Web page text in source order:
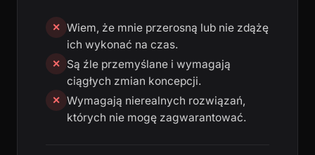
✕ Wiem, że mnie przerosną lub nie zdążę
ich wykonać na czas.
✕
Są źle przemyślane i wymagają
ciągłych zmian koncepcji.
✕ Wymagają nierealnych rozwiązań,
których nie mogę zagwarantować.